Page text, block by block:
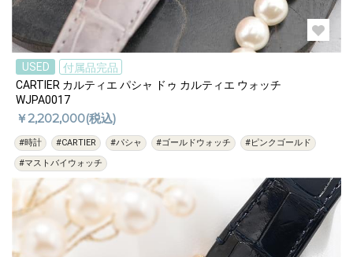
過去の特集をすべて見る>>
USED
付属品完品
CARTIER カルティエ パシャ ドゥ カルティエ ウォッチ
WJPA0017
￥2,202,000(税込)
#時計 #CARTIER #パシャ #ゴールドウォッチ
#ピンクゴールド
#マストバイウォッチ